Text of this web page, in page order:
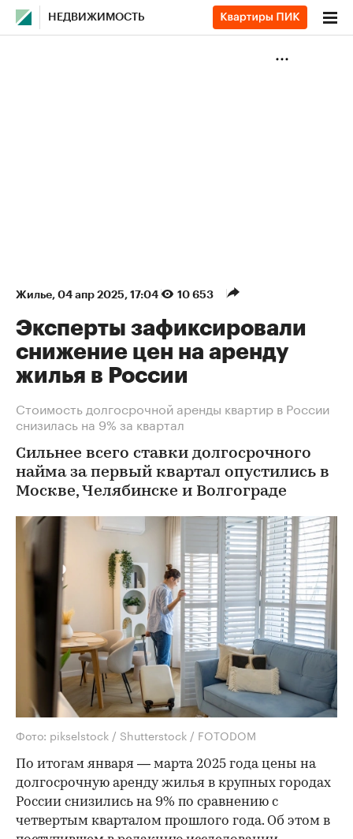
НЕДВИЖИМОСТЬ
Жилье⁠, 04 апр 2025, 17:04 10 653
Эксперты зафиксировали
снижение цен на аренду
жилья в России
Стоимость долгосрочной аренды квартир в России
снизилась на 9% за квартал
Сильнее всего ставки долгосрочного
найма за первый квартал опустились в
Москве, Челябинске и Волгограде
Фото: pikselstock / Shutterstock / FOTODOM
По итогам января — марта 2025 года цены на
долгосрочную аренду жилья в крупных городах
России снизились на 9% по сравнению с
четвертым кварталом прошлого года. Об этом в